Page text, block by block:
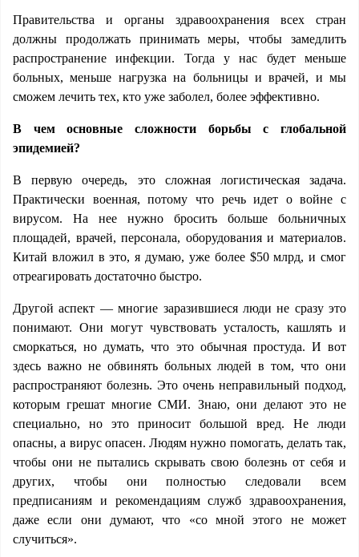
Правительства и органы здравоохранения всех стран
должны продолжать принимать меры, чтобы замедлить
распространение инфекции. Тогда у нас будет меньше
больных, меньше нагрузка на больницы и врачей, и мы
сможем лечить тех, кто уже заболел, более эффективно.
В чем основные сложности борьбы с глобальной
эпидемией?
В первую очередь, это сложная логистическая задача.
Практически военная, потому что речь идет о войне с
вирусом. На нее нужно бросить больше больничных
площадей, врачей, персонала, оборудования и материалов.
Китай вложил в это, я думаю, уже более $50 млрд, и смог
отреагировать достаточно быстро.
Другой аспект — многие заразившиеся люди не сразу это
понимают. Они могут чувствовать усталость, кашлять и
сморкаться, но думать, что это обычная простуда. И вот
здесь важно не обвинять больных людей в том, что они
распространяют болезнь. Это очень неправильный подход,
которым грешат многие СМИ. Знаю, они делают это не
специально, но это приносит большой вред. Не люди
опасны, а вирус опасен. Людям нужно помогать, делать так,
чтобы они не пытались скрывать свою болезнь от себя и
других, чтобы они полностью следовали всем
предписаниям и рекомендациям служб здравоохранения,
даже если они думают, что «со мной этого не может
случиться».